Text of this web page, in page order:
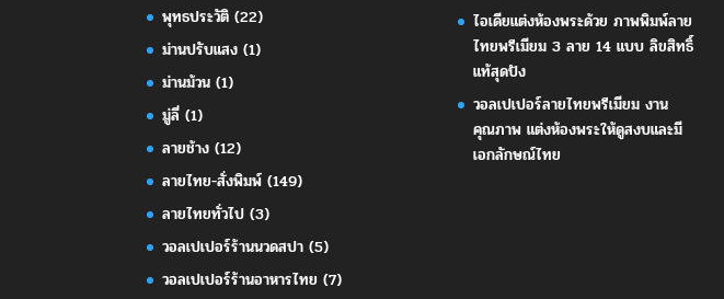
พุทธประวัติ (22)
ม่านปรับแสง (1)
ม่านม้วน (1)
มู่ลี่ (1)
ลายช้าง (12)
ลายไทย-สั่งพิมพ์ (149)
ลายไทยทั่วไป (3)
วอลเปเปอร์ร้านนวดสปา (5)
วอลเปเปอร์ร้านอาหารไทย (7)
ไอเดียแต่งห้องพระด้วย ภาพพิมพ์ลาย
ไทยพรีเมียม 3 ลาย 14 แบบ ลิขสิทธิ์
แท้สุดปัง
วอลเปเปอร์ลายไทยพรีเมียม งาน
คุณภาพ แต่งห้องพระให้ดูสงบและมี
เอกลักษณ์ไทย